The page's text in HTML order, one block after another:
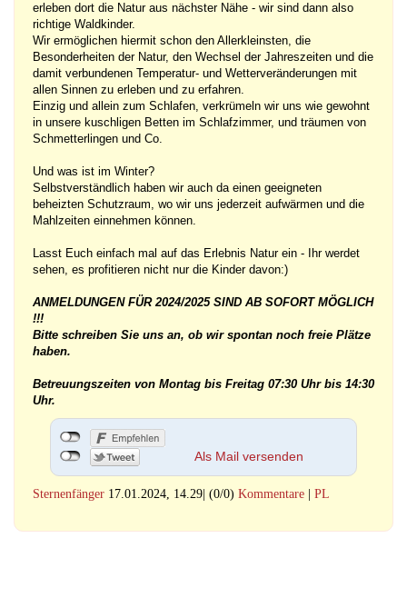
erleben dort die Natur aus nächster Nähe - wir sind dann also
richtige Waldkinder.
Wir ermöglichen hiermit schon den Allerkleinsten, die
Besonderheiten der Natur, den Wechsel der Jahreszeiten und die
damit verbundenen Temperatur- und Wetterveränderungen mit
allen Sinnen zu erleben und zu erfahren.
Einzig und allein zum Schlafen, verkrümeln wir uns wie gewohnt
in unsere kuschligen Betten im Schlafzimmer, und träumen von
Schmetterlingen und Co.
Und was ist im Winter?
Selbstverständlich haben wir auch da einen geeigneten
beheizten Schutzraum, wo wir uns jederzeit aufwärmen und die
Mahlzeiten einnehmen können.
Lasst Euch einfach mal auf das Erlebnis Natur ein - Ihr werdet
sehen, es profitieren nicht nur die Kinder davon:)
ANMELDUNGEN FÜR 2024/2025 SIND AB SOFORT MÖGLICH
!!!
Bitte schreiben Sie uns an, ob wir spontan noch freie Plätze
haben.
Betreuungszeiten von Montag bis Freitag 07:30 Uhr bis 14:30
Uhr.
Als Mail versenden
Sternenfänger 17.01.2024, 14.29 (0/0) Kommentare PL